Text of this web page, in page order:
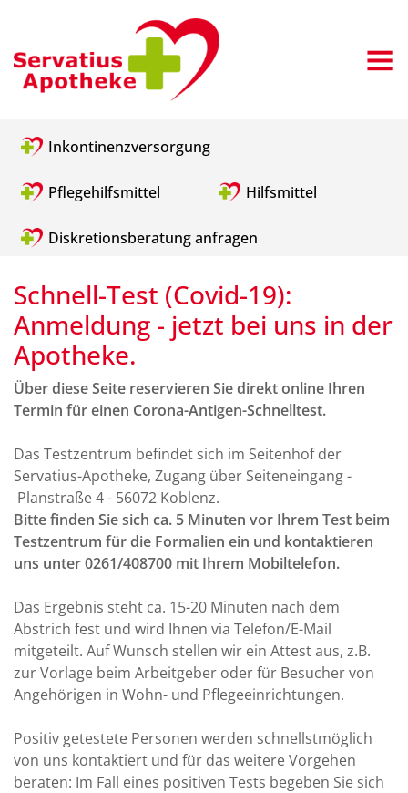
Inkontinenzversorgung
Pflegehilfsmittel Hilfsmittel
Diskretionsberatung anfragen
Schnell-Test (Covid-19):
Anmeldung - jetzt bei uns in der
Apotheke.
Über diese Seite reservieren Sie direkt online Ihren
Termin für einen Corona-Antigen-Schnelltest.
Das Testzentrum befindet sich im Seitenhof der
Servatius-Apotheke, Zugang über Seiteneingang -
Planstraße 4 - 56072 Koblenz.
Bitte finden Sie sich ca. 5 Minuten vor Ihrem Test beim
Testzentrum für die Formalien ein und kontaktieren
uns unter 0261/408700 mit Ihrem Mobiltelefon.
Das Ergebnis steht ca. 15-20 Minuten nach dem
Abstrich fest und wird Ihnen via Telefon/E-Mail
mitgeteilt. Auf Wunsch stellen wir ein Attest aus, z.B.
zur Vorlage beim Arbeitgeber oder für Besucher von
Angehörigen in Wohn- und Pflegeeinrichtungen.
Positiv getestete Personen werden schnellstmöglich
von uns kontaktiert und für das weitere Vorgehen
beraten: Im Fall eines positiven Tests begeben Sie sich